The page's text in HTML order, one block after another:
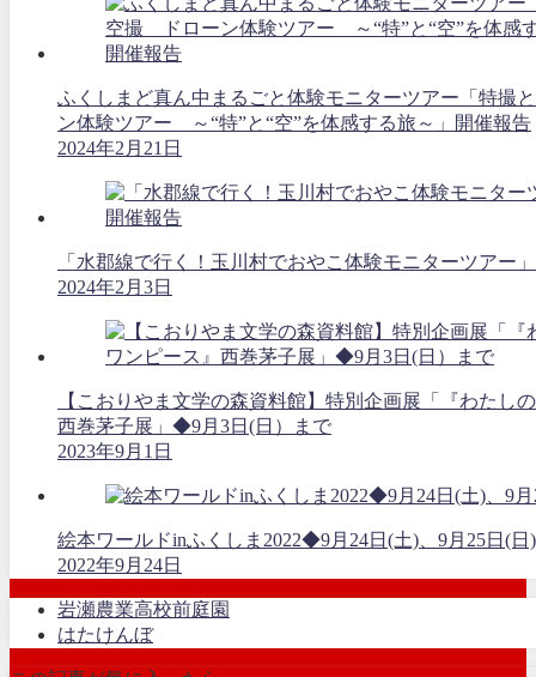
ふくしまど真ん中まるごと体験モニターツアー「特撮
ン体験ツアー ～“特”と“空”を体感する旅～」開催報告
2024年2月21日
「水郡線で行く！玉川村でおやこ体験モニターツアー
2024年2月3日
【こおりやま文学の森資料館】特別企画展「『わたし
西巻茅子展」◆9月3日(日）まで
2023年9月1日
絵本ワールドinふくしま2022◆9月24日(土)、9月25日(日)
2022年9月24日
岩瀬農業高校前庭園
はたけんぼ